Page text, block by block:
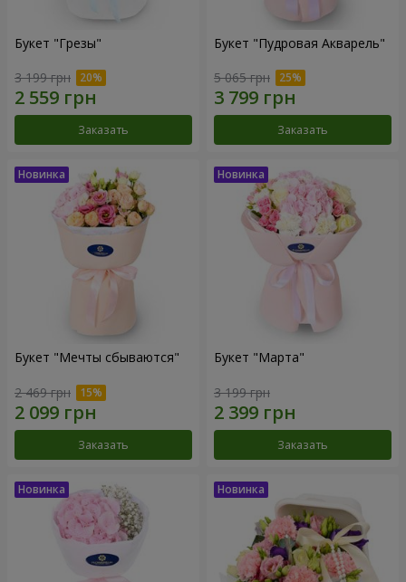
Букет "Грезы"
3 199 грн
Заказать
Букет "Пудровая Акварель"
5 065 грн
Заказать
Букет "Мечты сбываются"
2 469 грн
Заказать
Букет "Марта"
3 199 грн
Заказать